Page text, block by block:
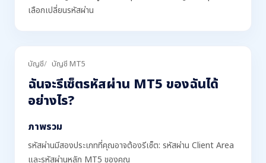
เลือกเปลี่ยนรหัสผ่าน
บัญชี บัญชี MT5
ฉันจะรีเซ็ตรหัสผ่าน MT5 ของฉันได้
อย่างไร?
ภาพรวม
รหัสผ่านมีสองประเภทที่คุณอาจต้องรีเซ็ต: รหัสผ่าน Client Area
และรหัสผ่านหลัก MT5 ของคุณ